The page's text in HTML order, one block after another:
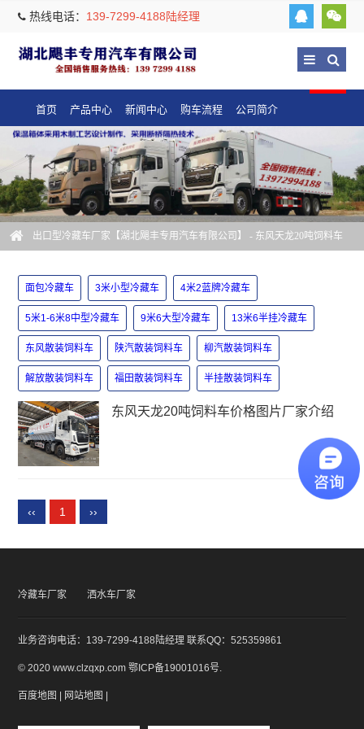
热线电话： 139-7299-4188陆经理
首页 产品中心 新闻中心 购车流程 公司简介
出口型冷藏车厂家【湖北飓丰专用汽车有限公司】 - 东风天龙20吨饲料车
面包冷藏车 3米小型冷藏车 4米2蓝牌冷藏车
5米1-6米8中型冷藏车 9米6大型冷藏车 13米6半挂冷藏车
东风散装饲料车 陕汽散装饲料车 柳汽散装饲料车
解放散装饲料车 福田散装饲料车 半挂散装饲料车
东风天龙20吨饲料车价格图片厂家介绍
‹‹ 1 ››
冷藏车厂家 洒水车厂家
业务咨询电话：139-7299-4188陆经理 联系QQ：525359861
© 2020 www.clzqxp.com鄂ICP备19001016号.
百度地图 网站地图